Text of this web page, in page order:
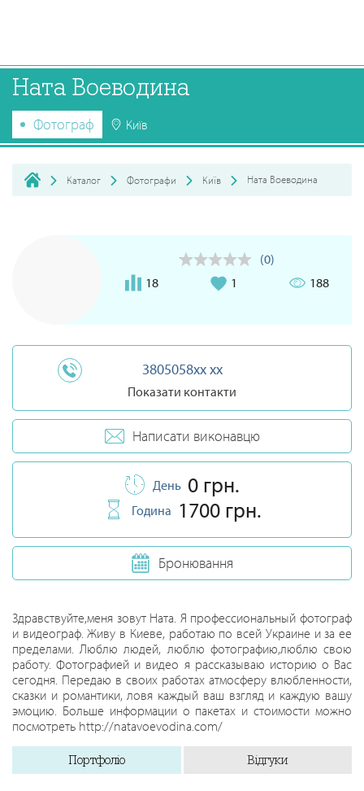
Ната Воеводина
Фотограф Київ
Каталог Фотографи Київ Ната Воеводина
(0)
18
1 188
3805058xx xx
Показати контакти
Написати виконавцю
День 0 грн.
Година 1700 грн.
Бронювання
Здравствуйте,меня зовут Ната. Я профессиональный фотограф
и видеограф. Живу в Киеве, работаю по всей Украине и за ее
пределами. Люблю людей, люблю фотографию,люблю свою
работу. Фотографией и видео я рассказываю историю о Вас
сегодня. Передаю в своих работах атмосферу влюбленности,
сказки и романтики, ловя каждый ваш взгляд и каждую вашу
эмоцию. Больше информации о пакетах и стоимости можно
посмотреть http://natavoevodina.com/
Портфоліо Відгуки